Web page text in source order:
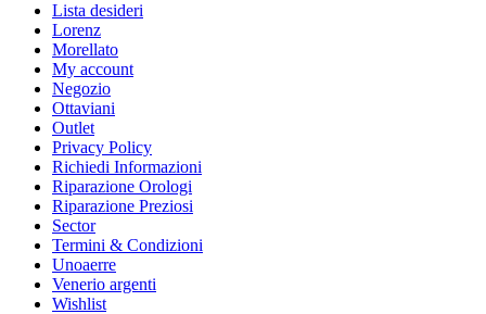
Lista desideri
Lorenz
Morellato
My account
Negozio
Ottaviani
Outlet
Privacy Policy
Richiedi Informazioni
Riparazione Orologi
Riparazione Preziosi
Sector
Termini & Condizioni
Unoaerre
Venerio argenti
Wishlist